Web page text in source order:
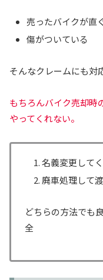
売ったバイクが直
傷がついている
そんなクレームにも対
もちろんバイク売却時
やってくれない。
名義変更して
廃車処理して
どちらの方法でも
全